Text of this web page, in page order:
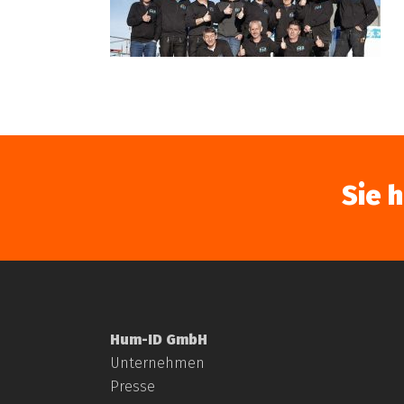
Sie
Hum-ID GmbH
Unternehmen
Presse